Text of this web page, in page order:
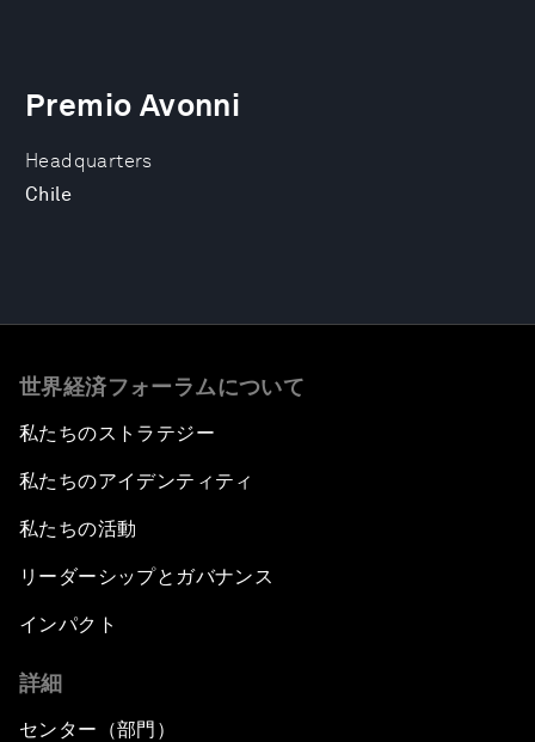
Headquarters
Chile
Premio Avonni
世界経済フォーラムについて
私たちのストラテジー
私たちのアイデンティティ
私たちの活動
リーダーシップとガバナンス
インパクト
詳細
センター（部門）